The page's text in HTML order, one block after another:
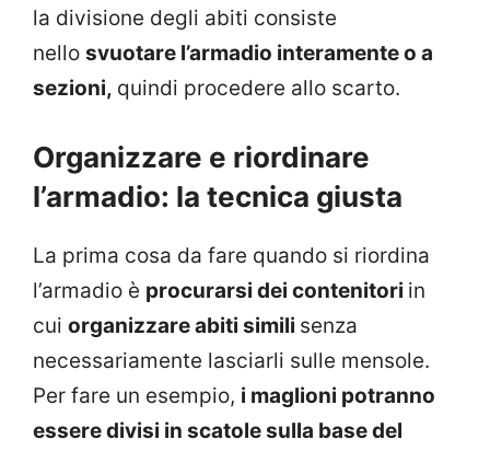
la divisione degli abiti consiste
nello svuotare l’armadio interamente o a
sezioni, quindi procedere allo scarto.
Organizzare e riordinare
l’armadio: la tecnica giusta
La prima cosa da fare quando si riordina
l’armadio è procurarsi dei contenitori in
cui organizzare abiti simili senza
necessariamente lasciarli sulle mensole.
Per fare un esempio, i maglioni potranno
essere divisi in scatole sulla base del